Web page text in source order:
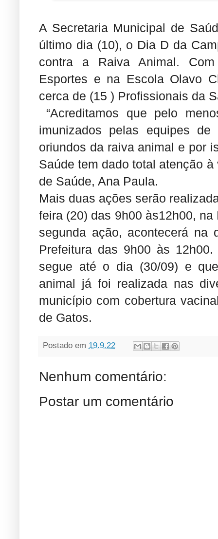
A Secretaria Municipal de
último dia (10), o Dia D da
contra a Raiva Animal.
Esportes e na Escola Olavo
cerca de (15 ) Profissionais da
“Acreditamos que pelo
imunizados pelas equipes
oriundos da raiva animal e por
Saúde tem dado total atenção
de Saúde, Ana Paula.
Mais duas ações serão
feira (20) das 9h00 às12h00,
segunda ação, acontecerá na
Prefeitura das 9h00 às
segue até o dia (30/09) e
animal já foi realizada nas
município com cobertura
de Gatos.
Postado em 19.9.22
Nenhum comentário:
Postar um comentário